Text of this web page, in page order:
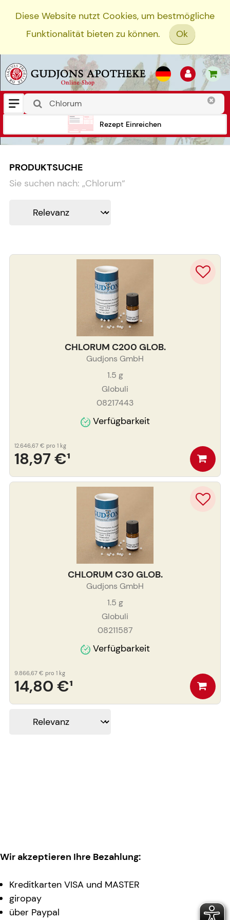
Diese Website nutzt Cookies, um bestmögliche
Funktionalität bieten zu können.
Ok
Rezept Einreichen
PRODUKTSUCHE
Sie suchen nach: „Chlorum“
CHLORUM C200 GLOB.
Gudjons GmbH
1.5 g
Globuli
08217443
Verfügbarkeit
18,97 €¹
12.646,67 € pro 1 kg
CHLORUM C30 GLOB.
Gudjons GmbH
1.5 g
Globuli
08211587
Verfügbarkeit
14,80 €¹
9.866,67 € pro 1 kg
Wir akzeptieren Ihre Bezahlung:
Kreditkarten VISA und MASTER
giropay
über Paypal